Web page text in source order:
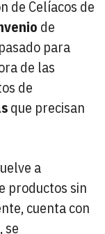
de Celíacos de
de
para
de las
de
que precisan
a
productos sin
cuenta con
se